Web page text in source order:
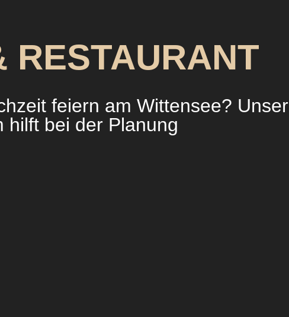
RESTAURANT
feiern am Wittensee? Unser
hilft bei der Planung